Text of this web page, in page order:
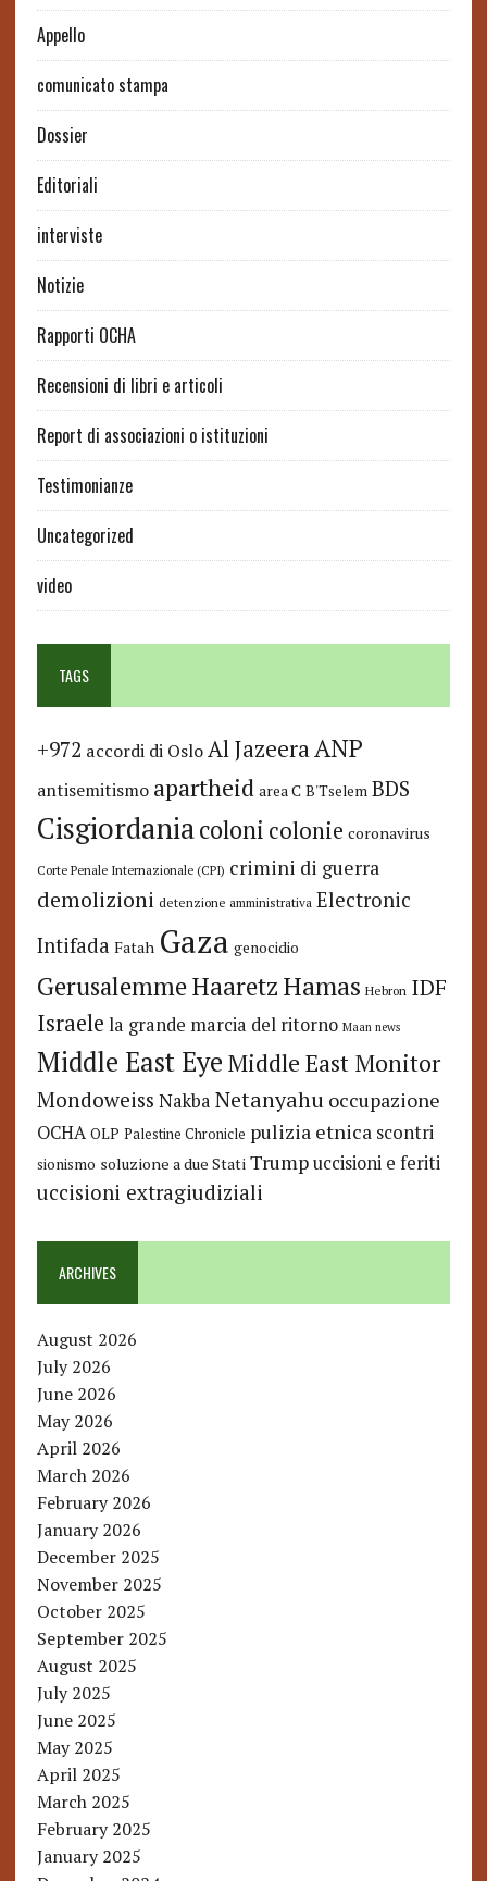
Appello
comunicato stampa
Dossier
Editoriali
interviste
Notizie
Rapporti OCHA
Recensioni di libri e articoli
Report di associazioni o istituzioni
Testimonianze
Uncategorized
video
TAGS
+972 accordi di Oslo Al JazeeraANP
antisemitismo apartheid area C B'Tselem BDS
Cisgiordaniacoloni colonie coronavirus
Corte Penale Internazionale (CPI) crimini di guerra
demolizioni detenzione amministrativa Electronic
Intifada Fatah Gaza genocidio
GerusalemmeHaaretzHamas Hebron IDF
Israele la grande marcia del ritorno Maan news
Middle East Eye Middle East Monitor
Mondoweiss Nakba Netanyahu occupazione
OCHA OLP Palestine Chronicle pulizia etnica scontri
sionismo soluzione a due Stati Trump uccisioni e feriti
uccisioni extragiudiziali
ARCHIVES
August 2026
July 2026
June 2026
May 2026
April 2026
March 2026
February 2026
January 2026
December 2025
November 2025
October 2025
September 2025
August 2025
July 2025
June 2025
May 2025
April 2025
March 2025
February 2025
January 2025